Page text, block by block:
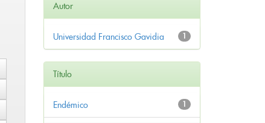
Autor
1
Universidad Francisco Gavidia
Título
1
Endémico